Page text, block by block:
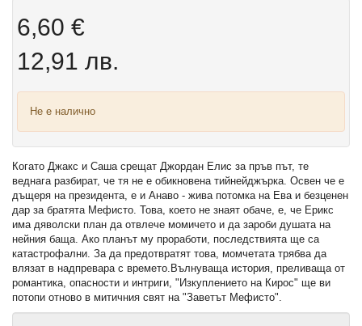
6,60 €
12,91 лв.
Не е налично
Когато Джакс и Саша срещат Джордан Елис за пръв път, те
веднага разбират, че тя не е обикновена тийнейджърка. Освен че е
дъщеря на президента, е и Анаво - жива потомка на Ева и безценен
дар за братята Мефисто. Това, което не знаят обаче, е, че Ерикс
има дяволски план да отвлече момичето и да зароби душата на
нейния баща. Ако планът му проработи, последствията ще са
катастрофални. За да предотвратят това, момчетата трябва да
влязат в надпревара с времето.Вълнуваща история, преливаща от
романтика, опасности и интриги, "Изкуплението на Кирос" ще ви
потопи отново в митичния свят на "Заветът Мефисто".